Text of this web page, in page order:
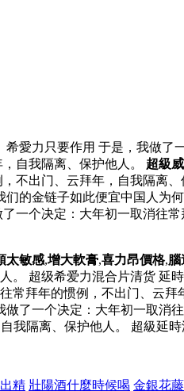
愛力只要作用 于是，我做了
自我隔离、保护他人。 超級
不出门、云拜年，自我隔离
们的金链子如此便宜中国人为
一个决定：大年初一取消往
太敏感,增大軟膏,喜力昂價格,腦
超级希爱力混合片清货 延
拜年的惯例，不出门、云
做了一个决定：大年初一取消
我隔离、保护他人。 超級延時
精 壯陽酒什麼時候喝 金銀花